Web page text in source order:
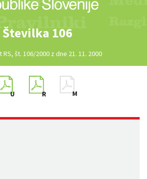
Številka 106
RS, št. 106/2000 z dne 21. 11. 2000